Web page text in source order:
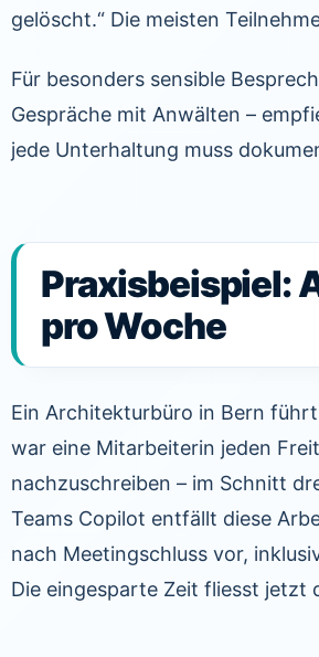
gelöscht.“ Die meisten
Für besonders sensible
Gespräche mit Anwälten –
jede Unterhaltung muss
Praxisbeispiel:
pro Woche
Ein Architekturbüro in Bern
war eine Mitarbeiterin jeden
nachzuschreiben – im Schnitt
Teams Copilot entfällt diese
nach Meetingschluss vor,
Die eingesparte Zeit fliesst jetzt